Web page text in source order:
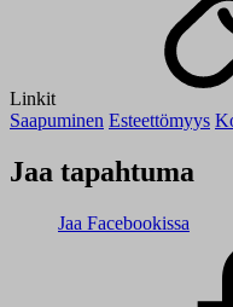
Linkit
Saapuminen Esteettömyys
Jaa tapahtuma
Jaa Facebookissa